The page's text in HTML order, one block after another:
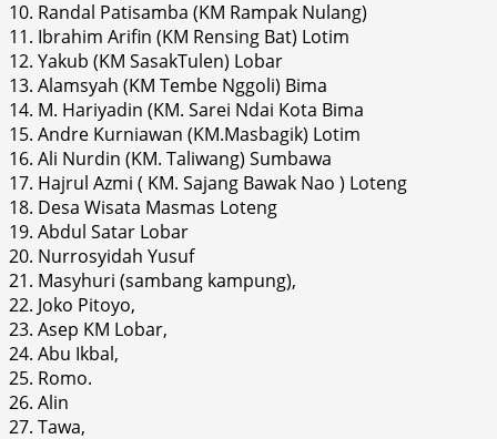
10. Randal Patisamba (KM Rampak Nulang)
11. Ibrahim Arifin (KM Rensing Bat) Lotim
12. Yakub (KM SasakTulen) Lobar
13. Alamsyah (KM Tembe Nggoli) Bima
14. M. Hariyadin (KM. Sarei Ndai Kota Bima
15. Andre Kurniawan (KM.Masbagik) Lotim
16. Ali Nurdin (KM. Taliwang) Sumbawa
17. Hajrul Azmi ( KM. Sajang Bawak Nao ) Loteng
18. Desa Wisata Masmas Loteng
19. Abdul Satar Lobar
20. Nurrosyidah Yusuf
21. Masyhuri (sambang kampung),
22. Joko Pitoyo,
23. Asep KM Lobar,
24. Abu Ikbal,
25. Romo.
26. Alin
27. Tawa,